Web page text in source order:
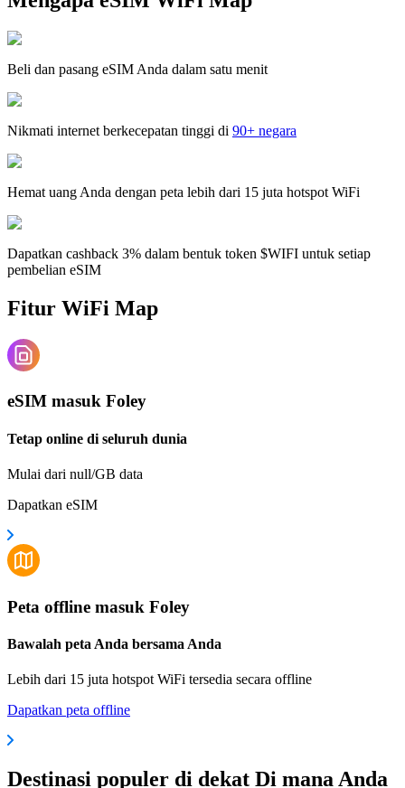
Beli dan pasang eSIM Anda dalam satu menit
Nikmati internet berkecepatan tinggi di 90+ negara
Hemat uang Anda dengan peta lebih dari 15 juta hotspot WiFi
Dapatkan cashback 3% dalam bentuk token $WIFI untuk setiap
pembelian eSIM
Fitur WiFi Map
eSIM masuk Foley
Tetap online di seluruh dunia
Mulai dari null/GB data
Dapatkan eSIM
Peta offline masuk Foley
Bawalah peta Anda bersama Anda
Lebih dari 15 juta hotspot WiFi tersedia secara offline
Dapatkan peta offline
Destinasi populer di dekat Di mana Anda